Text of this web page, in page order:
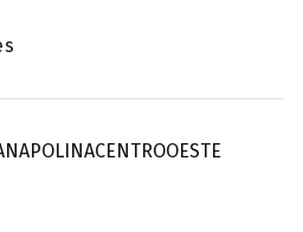
CENTROOESTE